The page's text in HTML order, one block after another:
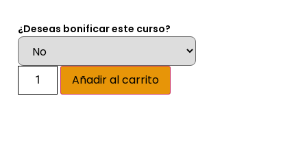
¿Deseas bonificar este curso?
Añadir al carrito